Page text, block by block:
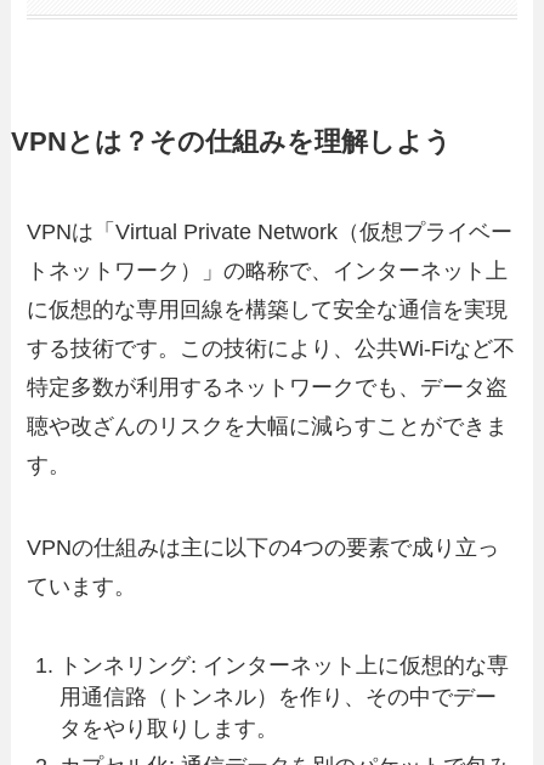
VPNとは？その仕組みを理解しよう
VPNは「Virtual Private Network（仮想プライベー
トネットワーク）」の略称で、インターネット上
に仮想的な専用回線を構築して安全な通信を実現
する技術です。この技術により、公共Wi-Fiなど不
特定多数が利用するネットワークでも、データ盗
聴や改ざんのリスクを大幅に減らすことができま
す。
VPNの仕組みは主に以下の4つの要素で成り立っ
ています。
トンネリング: インターネット上に仮想的な専
用通信路（トンネル）を作り、その中でデー
タをやり取りします。